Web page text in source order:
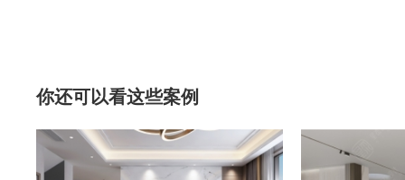
你还可以看这些案例